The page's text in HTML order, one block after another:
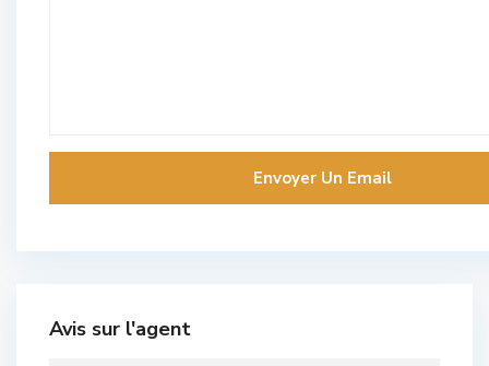
Avis sur l'agent